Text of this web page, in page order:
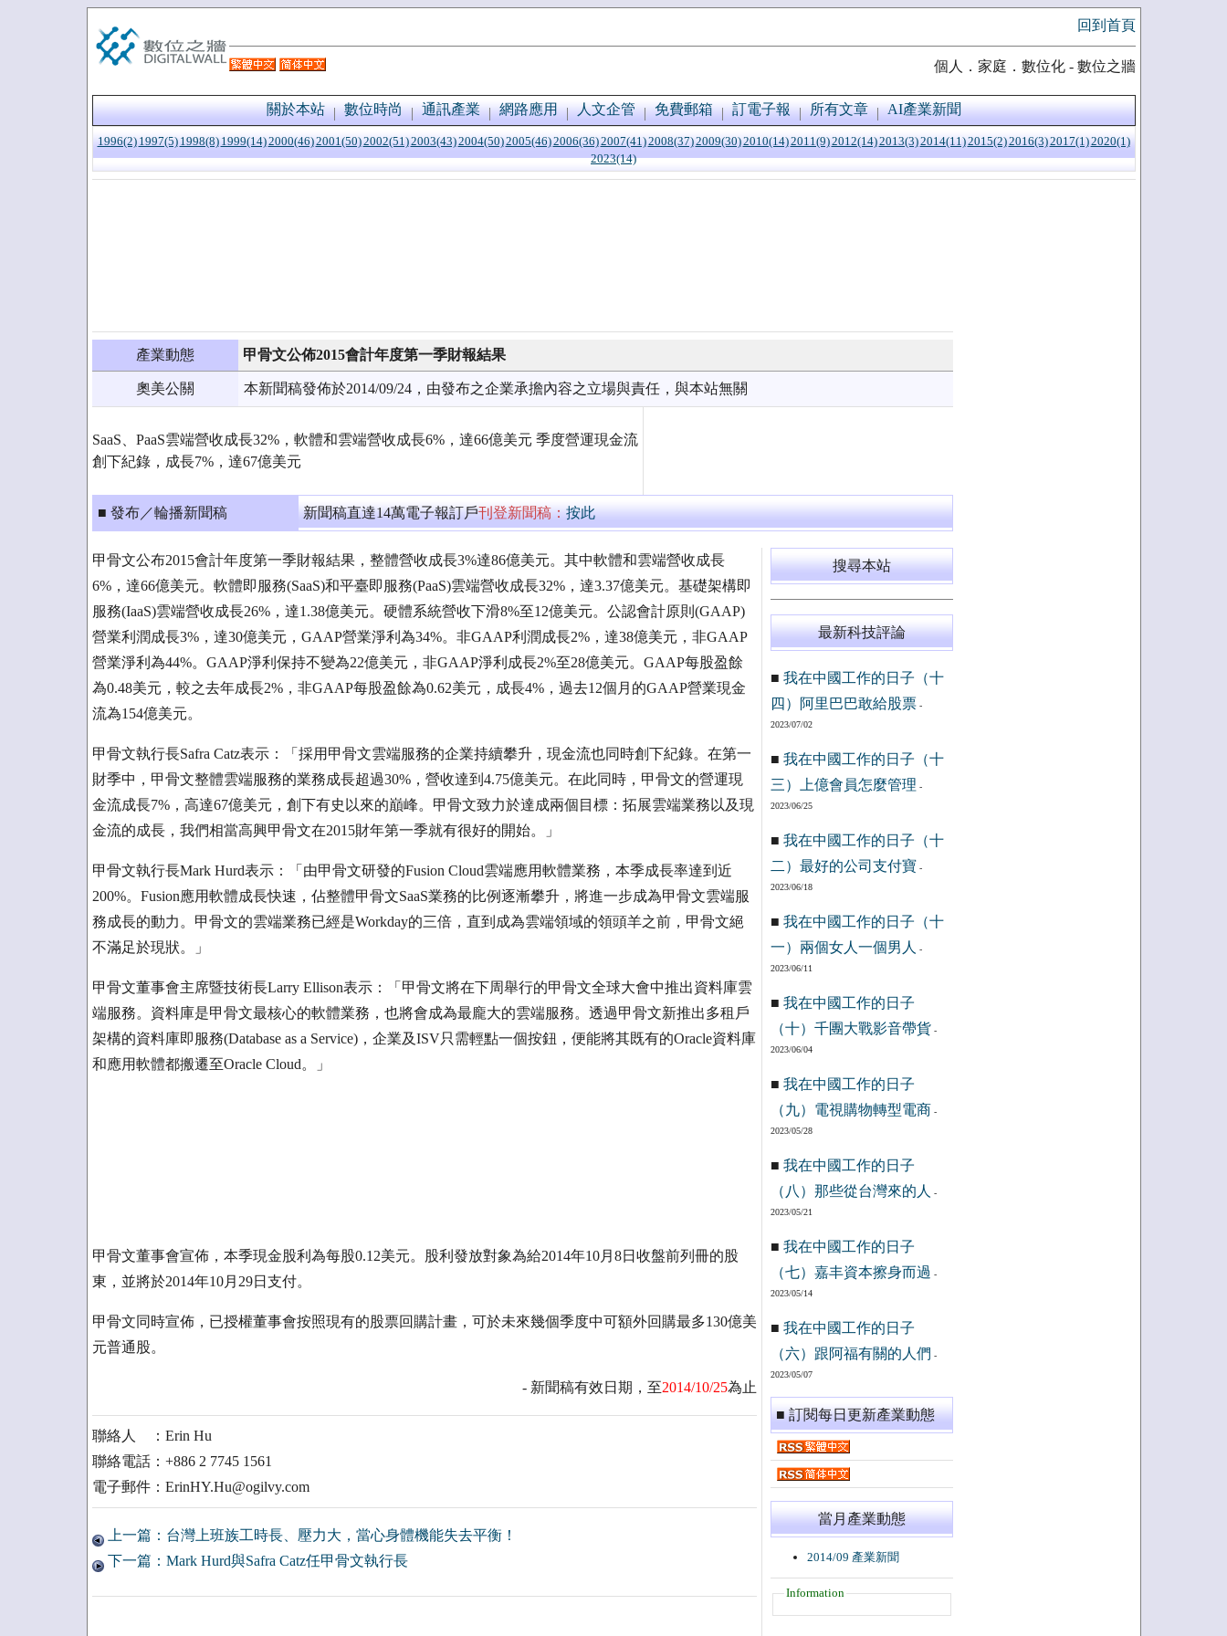
回到首頁
個人．家庭．數位化 - 數位之牆
關於本站 數位時尚 通訊產業 網路應用 人文企管 免費郵箱 訂電子報 所有文章 AI產業新聞
1996(2) 1997(5) 1998(8) 1999(14)2000(46)2001(50)2002(51)2003(43)2004(50)2005(46)2006(36)2007(41)2008(37)2009(30)2010(14)2011(9)2012(14)2013(3)2014(11)2015(2)2016(3)2017(1)2020(1)
2023(14)
產業動態 甲骨文公佈2015會計年度第一季財報結果
奧美公關 本新聞稿發佈於2014/09/24，由發布之企業承擔內容之立場與責任，與本站無關
SaaS、PaaS雲端營收成長32%，軟體和雲端營收成長6%，達66億美元 季度營運現金流
創下紀錄，成長7%，達67億美元
■ 發布／輪播新聞稿 新聞稿直達14萬電子報訂戶刊登新聞稿：按此
甲骨文公布2015會計年度第一季財報結果，整體營收成長3%達86億美元。其中軟體和雲端營收成長
6%，達66億美元。軟體即服務(SaaS)和平臺即服務(PaaS)雲端營收成長32%，達3.37億美元。基礎架構即
服務(IaaS)雲端營收成長26%，達1.38億美元。硬體系統營收下滑8%至12億美元。公認會計原則(GAAP)
營業利潤成長3%，達30億美元，GAAP營業淨利為34%。非GAAP利潤成長2%，達38億美元，非GAAP
營業淨利為44%。GAAP淨利保持不變為22億美元，非GAAP淨利成長2%至28億美元。GAAP每股盈餘
為0.48美元，較之去年成長2%，非GAAP每股盈餘為0.62美元，成長4%，過去12個月的GAAP營業現金
流為154億美元。
甲骨文執行長Safra Catz表示：「採用甲骨文雲端服務的企業持續攀升，現金流也同時創下紀錄。在第一
財季中，甲骨文整體雲端服務的業務成長超過30%，營收達到4.75億美元。在此同時，甲骨文的營運現
金流成長7%，高達67億美元，創下有史以來的巔峰。甲骨文致力於達成兩個目標：拓展雲端業務以及現
金流的成長，我們相當高興甲骨文在2015財年第一季就有很好的開始。」
甲骨文執行長Mark Hurd表示：「由甲骨文研發的Fusion Cloud雲端應用軟體業務，本季成長率達到近
200%。Fusion應用軟體成長快速，佔整體甲骨文SaaS業務的比例逐漸攀升，將進一步成為甲骨文雲端服
務成長的動力。甲骨文的雲端業務已經是Workday的三倍，直到成為雲端領域的領頭羊之前，甲骨文絕
不滿足於現狀。」
甲骨文董事會主席暨技術長Larry Ellison表示：「甲骨文將在下周舉行的甲骨文全球大會中推出資料庫雲
端服務。資料庫是甲骨文最核心的軟體業務，也將會成為最龐大的雲端服務。透過甲骨文新推出多租戶
架構的資料庫即服務(Database as a Service)，企業及ISV只需輕點一個按鈕，便能將其既有的Oracle資料庫
和應用軟體都搬遷至Oracle Cloud。」
甲骨文董事會宣佈，本季現金股利為每股0.12美元。股利發放對象為給2014年10月8日收盤前列冊的股
東，並將於2014年10月29日支付。
甲骨文同時宣佈，已授權董事會按照現有的股票回購計畫，可於未來幾個季度中可額外回購最多130億美
元普通股。
- 新聞稿有效日期，至2014/10/25為止
聯絡人 ：Erin Hu
聯絡電話：+886 2 7745 1561
電子郵件：ErinHY.Hu@ogilvy.com
上一篇：台灣上班族工時長、壓力大，當心身體機能失去平衡！
下一篇：Mark Hurd與Safra Catz任甲骨文執行長
搜尋本站
最新科技評論
■ 我在中國工作的日子（十
四）阿里巴巴敢給股票-
2023/07/02
■ 我在中國工作的日子（十
三）上億會員怎麼管理 -
2023/06/25
■ 我在中國工作的日子（十
二）最好的公司支付寶 -
2023/06/18
■ 我在中國工作的日子（十
一）兩個女人一個男人
-
2023/06/11
■ 我在中國工作的日子
（十）千團大戰影音帶貨 -
2023/06/04
■ 我在中國工作的日子
（九）電視購物轉型電商 -
2023/05/28
■ 我在中國工作的日子
（八）那些從台灣來的人
-
2023/05/21
■ 我在中國工作的日子
（七）嘉丰資本擦身而過 -
2023/05/14
■ 我在中國工作的日子
（六）跟阿福有關的人們 -
2023/05/07
■ 訂閱每日更新產業動態
當月產業動態
2014/09 產業新聞
Information